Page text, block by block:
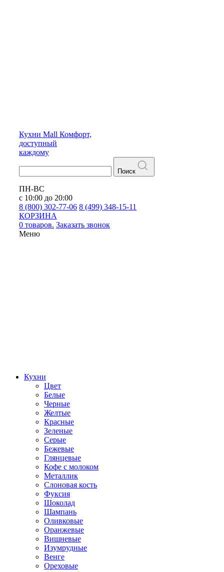
Кухни Mall Комфорт,
доступный
каждому
Поиск
ПН-ВС
с 10:00 до 20:00
8 (800) 302-77-06 8 (499) 348-15-11
КОРЗИНА
0 товаров. Заказать звонок
Меню
Кухни
Цвет
Белые
Черные
Желтые
Красные
Зеленые
Серые
Бежевые
Глянцевые
Кофе с молоком
Металлик
Слоновая кость
Фуксия
Шоколад
Шампань
Оливковые
Оранжевые
Вишневые
Изумрудные
Венге
Ореховые